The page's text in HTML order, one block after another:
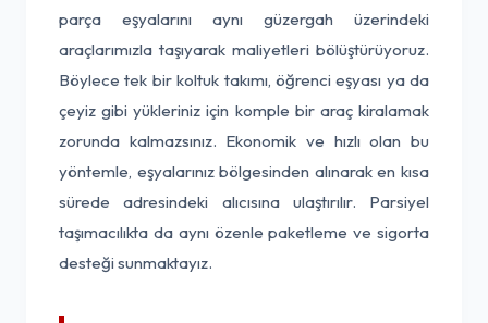
parça eşyalarını aynı güzergah üzerindeki
araçlarımızla taşıyarak maliyetleri bölüştürüyoruz.
Böylece tek bir koltuk takımı, öğrenci eşyası ya da
çeyiz gibi yükleriniz için komple bir araç kiralamak
zorunda kalmazsınız. Ekonomik ve hızlı olan bu
yöntemle, eşyalarınız bölgesinden alınarak en kısa
sürede adresindeki alıcısına ulaştırılır. Parsiyel
taşımacılıkta da aynı özenle paketleme ve sigorta
desteği sunmaktayız.